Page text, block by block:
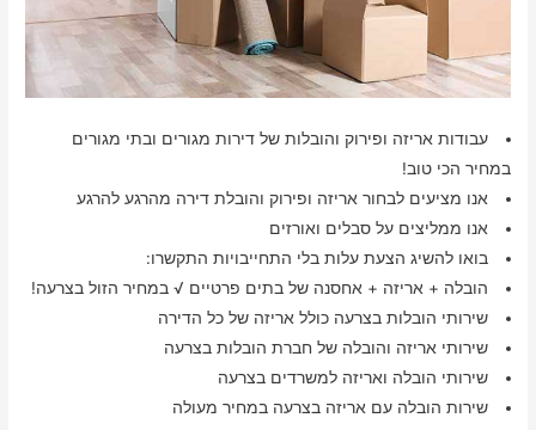
עבודות אריזה ופירוק והובלות של דירות מגורים ובתי מגורים
במחיר הכי טוב!
אנו מציעים לבחור אריזה ופירוק והובלת דירה מהרגע להרגע
אנו ממליצים על סבלים ואורזים
בואו להשיג הצעת עלות בלי התחייבויות התקשרו:
הובלה + אריזה + אחסנה של בתים פרטיים √ במחיר הזול בצרעה!
שירותי הובלות בצרעה כולל אריזה של כל הדירה
שירותי אריזה והובלה של חברת הובלות בצרעה
שירותי הובלה ואריזה למשרדים בצרעה
שירות הובלה עם אריזה בצרעה במחיר מעולה